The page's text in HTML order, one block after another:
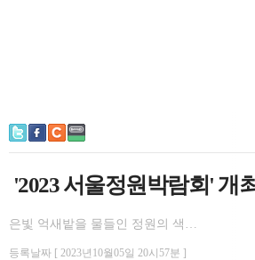
'2023 서울정원박람회' 개최
은빛 억새밭을 물들인 정원의 색…
등록날짜 [ 2023년10월05일 20시57분 ]